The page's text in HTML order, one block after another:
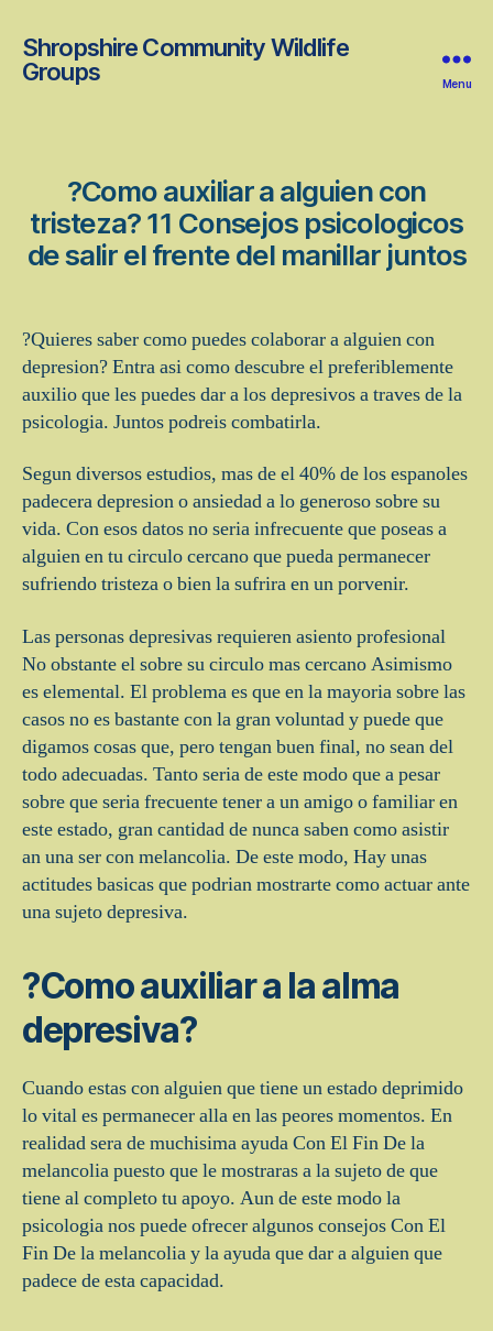
Shropshire Community Wildlife
Groups
Menu
?Como auxiliar a alguien con
tristeza? 11 Consejos psicologicos
de salir el frente del manillar juntos
?Quieres saber como puedes colaborar a alguien con
depresion? Entra asi­ como descubre el preferiblemente
auxilio que les puedes dar a los depresivos a traves de la
psicologia. Juntos podreis combatirla.
Segun diversos estudios, mas de el 40% de los espanoles
padecera depresion o ansiedad a lo generoso sobre su
vida. Con esos datos no seri­a infrecuente que poseas a
alguien en tu circulo cercano que pueda permanecer
sufriendo tristeza o bien la sufrira en un porvenir.
Las personas depresivas requieren asiento profesional
No obstante el sobre su circulo mas cercano Asimismo
es elemental. El problema es que en la mayoria sobre las
casos no es bastante con la gran voluntad y puede que
digamos cosas que, pero tengan buen final, no sean del
todo adecuadas. Tanto seri­a de este modo que a pesar
sobre que seri­a frecuente tener a un amigo o familiar en
este estado, gran cantidad de nunca saben como asistir
an una ser con melancolia. De este modo, Hay unas
actitudes basicas que podri­an mostrarte como actuar ante
una sujeto depresiva.
?Como auxiliar a la alma
depresiva?
Cuando estas con alguien que tiene un estado deprimido
lo vital es permanecer alla en las peores momentos. En
realidad sera de muchisima ayuda Con El Fin De la
melancolia puesto que le mostraras a la sujeto de que
tiene al completo tu apoyo. Aun de este modo la
psicologia nos puede ofrecer algunos consejos Con El
Fin De la melancolia y la ayuda que dar a alguien que
padece de esta capacidad.